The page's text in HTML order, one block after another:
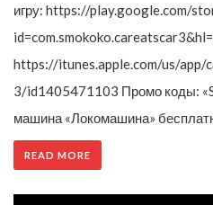
игру: https://play.google.com/
https://itunes.apple.com/us/app/
3/id1405471103 Промо коды:
машина «Локомашина»
READ MORE